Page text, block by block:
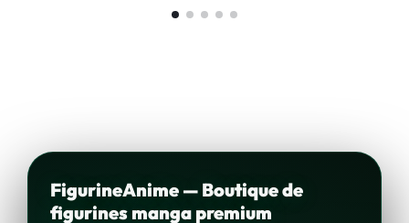
FigurineAnime — Boutique de
figurines manga premium